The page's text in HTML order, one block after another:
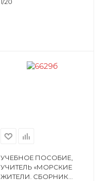
УЧЕБНОЕ ПОСОБИЕ,
УЧИТЕЛЬ «МОРСКИЕ
ЖИТЕЛИ. СБОРНИК